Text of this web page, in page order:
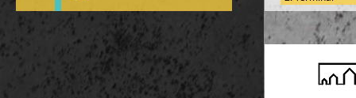
létszám: 0-50